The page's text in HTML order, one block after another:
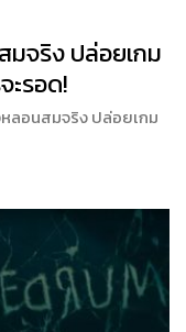
มจริง ปล่อยเกม
ะรอด!
ลอนสมจริง ปล่อยเกม